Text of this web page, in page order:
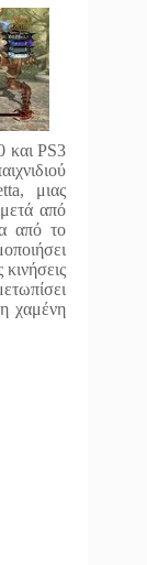
και PS3
μιας
από
από το
χαμένη